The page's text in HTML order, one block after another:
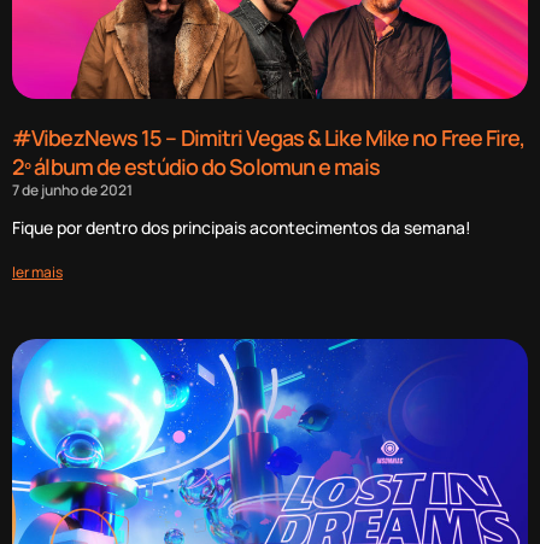
#VibezNews 15 – Dimitri Vegas & Like Mike no Free Fire,
2º álbum de estúdio do Solomun e mais
7 de junho de 2021
Fique por dentro dos principais acontecimentos da semana!
ler mais